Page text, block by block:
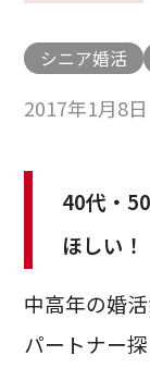
シニア婚活
2017年1月8
40代・
ほしい！
中高年の婚
パートナー